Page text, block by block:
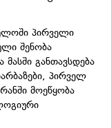
პირველი
შენობა
განთავსდება
პირველ
მოეწყობა